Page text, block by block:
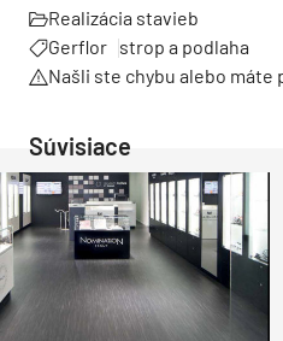
Realizácia stavieb
Gerflor strop a podlaha
Našli ste chybu alebo máte
Súvisiace